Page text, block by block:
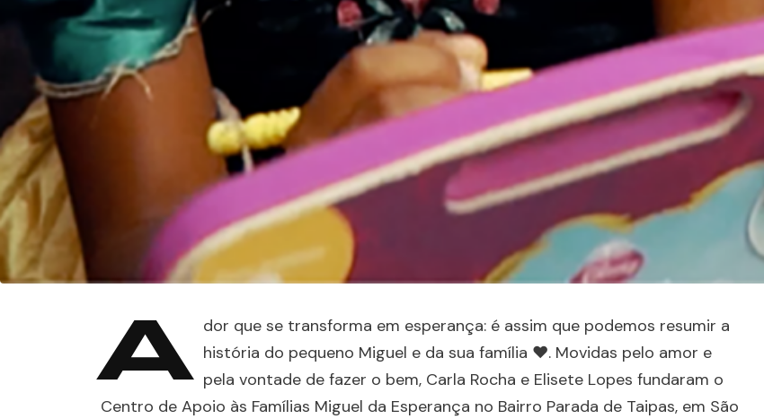
A dor que se transforma em esperança: é assim que podemos resumir a
história do pequeno Miguel e da sua família ❤. Movidas pelo amor e
pela vontade de fazer o bem, Carla Rocha e Elisete Lopes fundaram o
Centro de Apoio às Famílias Miguel da Esperança no Bairro Parada de Taipas, em São